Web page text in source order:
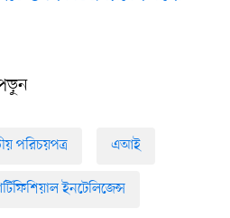
পরিচয়পত্র এআই
ইনটেলিজেন্স